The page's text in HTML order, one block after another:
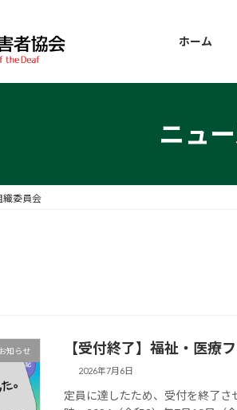
ホーム
ニュ
織委員会
お知らせ 【受付終了】福祉・医療
2026年7月6日
定員に達したため、受付を終了